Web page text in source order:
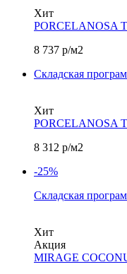
Хит
PORCELANOSA
8 737 р/м2
Складская
Хит
PORCELANOSA
8 312 р/м2
-25%
Складская
Хит
Акция
MIRAGE